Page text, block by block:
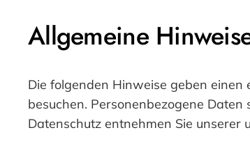
Allgemeine
Die folgenden Hinweise geben
besuchen. Personenbezogene
Datenschutz entnehmen Sie unserer